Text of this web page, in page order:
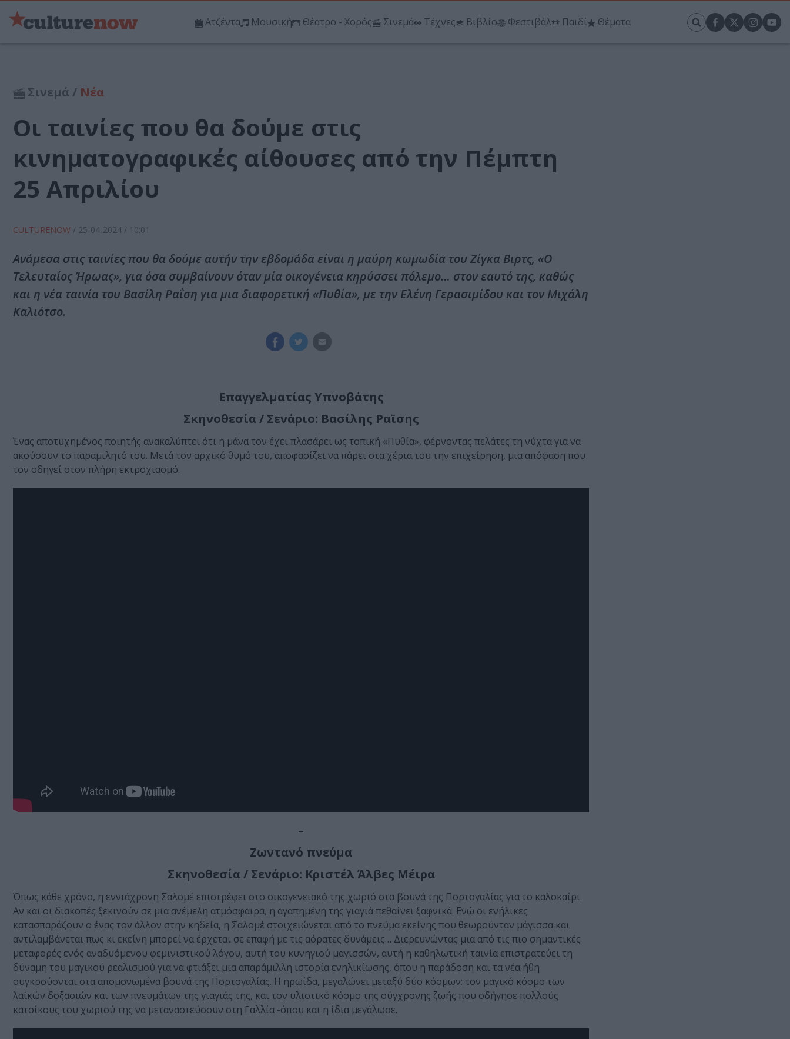
Ατζέντα Μουσική Θέατρο - Χορός Σινεμά Τέχνες Βιβλίο Φεστιβάλ Παιδί Θέματα
Σινεμά / Νέα
Οι ταινίες που θα δούμε στις
κινηματογραφικές αίθουσες από την Πέμπτη
25 Απριλίου
CULTURENOW / 25-04-2024 / 10:01
Ανάμεσα στις ταινίες που θα δούμε αυτήν την εβδομάδα είναι η μαύρη κωμωδία του Ζίγκα Βιρτς, «Ο
Τελευταίος Ήρωας», για όσα συμβαίνουν όταν μία οικογένεια κηρύσσει πόλεμο… στον εαυτό της, καθώς
και η νέα ταινία του Βασίλη Ραΐση για μια διαφορετική «Πυθία», με την Ελένη Γερασιμίδου και τον Μιχάλη
Καλιότσο.
Επαγγελματίας Υπνοβάτης
Σκηνοθεσία / Σενάριο: Βασίλης Ραϊσης
Ένας αποτυχημένος ποιητής ανακαλύπτει ότι η μάνα τον έχει πλασάρει ως τοπική «Πυθία», φέρνοντας πελάτες τη νύχτα για να
ακούσουν το παραμιλητό του. Μετά τον αρχικό θυμό του, αποφασίζει να πάρει στα χέρια του την επιχείρηση, μια απόφαση που
τον οδηγεί στον πλήρη εκτροχιασμό.
–
Ζωντανό πνεύμα
Σκηνοθεσία / Σενάριο: Κριστέλ Άλβες Μέιρα
Όπως κάθε χρόνο, η εννιάχρονη Σαλομέ επιστρέφει στο οικογενειακό της χωριό στα βουνά της Πορτογαλίας για το καλοκαίρι.
Αν και οι διακοπές ξεκινούν σε μια ανέμελη ατμόσφαιρα, η αγαπημένη της γιαγιά πεθαίνει ξαφνικά. Ενώ οι ενήλικες
κατασπαράζουν ο ένας τον άλλον στην κηδεία, η Σαλομέ στοιχειώνεται από το πνεύμα εκείνης που θεωρούνταν μάγισσα και
αντιλαμβάνεται πως κι εκείνη μπορεί να έρχεται σε επαφή με τις αόρατες δυνάμεις… Διερευνώντας μια από τις πιο σημαντικές
μεταφορές ενός αναδυόμενου φεμινιστικού λόγου, αυτή του κυνηγιού μαγισσών, αυτή η καθηλωτική ταινία επιστρατεύει τη
δύναμη του μαγικού ρεαλισμού για να φτιάξει μια απαράμιλλη ιστορία ενηλικίωσης, όπου η παράδοση και τα νέα ήθη
συγκρούονται στα απομονωμένα βουνά της Πορτογαλίας. Η ηρωίδα, μεγαλώνει μεταξύ δύο κόσμων: τον μαγικό κόσμο των
λαϊκών δοξασιών και των πνευμάτων της γιαγιάς της, και τον υλιστικό κόσμο της σύγχρονης ζωής που οδήγησε πολλούς
κατοίκους του χωριού της να μεταναστεύσουν στη Γαλλία -όπου και η ίδια μεγάλωσε.